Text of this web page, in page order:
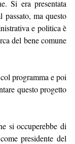
Si era presentata
ma questo
e politica è
del bene comune
programma e poi
questo progetto
si occuperebbe di
presidente del